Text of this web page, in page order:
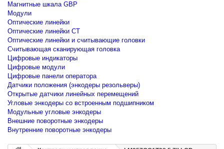
Магнитные шкала GBP
Модули
Оптические линейки
Оптические линейки CT
Оптические линейки и считывающие головки
Считывающая сканирующая головка
Цифровые индикаторы
Цифровые модули
Цифровые панели оператора
Датчики положения (энкодеры резольверы)
Открытые датчики линейных перемещений
Угловые энкодеры со встроенным подшипником
Модульные угловые энкодеры
Внешние поворотные энкодеры
Внутренние поворотные энкодеры